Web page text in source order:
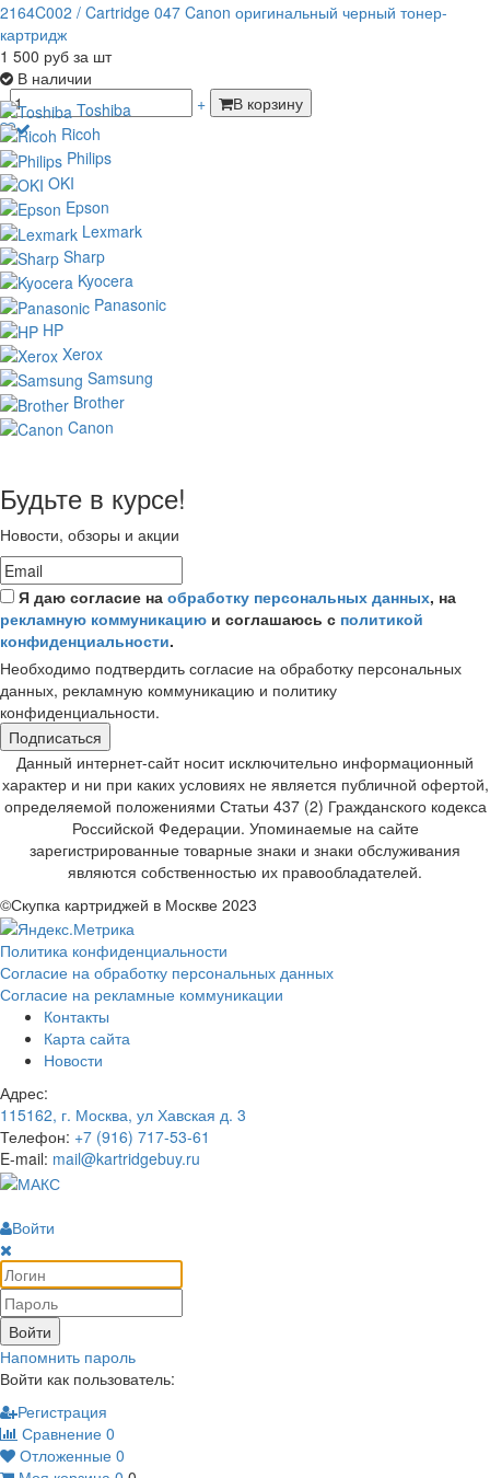
2164C002 / Cartridge 047 Canon оригинальный черный тонер-
картридж
1 500 руб за шт
В наличии
-
+ В корзину
Toshiba
Ricoh
Philips
OKI
Epson
Lexmark
Sharp
Kyocera
Panasonic
HP
Xerox
Samsung
Brother
Canon
Будьте в курсе!
Новости, обзоры и акции
Я даю согласие на обработку персональных данных, на
рекламную коммуникацию и соглашаюсь с политикой
конфиденциальности.
Необходимо подтвердить согласие на обработку персональных
данных, рекламную коммуникацию и политику
конфиденциальности.
Подписаться
Данный интернет-сайт носит исключительно информационный
характер и ни при каких условиях не является публичной офертой,
определяемой положениями Статьи 437 (2) Гражданского кодекса
Российской Федерации. Упоминаемые на сайте
зарегистрированные товарные знаки и знаки обслуживания
являются собственностью их правообладателей.
©Скупка картриджей в Москве 2023
Политика конфиденциальности
Согласие на обработку персональных данных
Согласие на рекламные коммуникации
Контакты
Карта сайта
Новости
Адрес:
115162, г. Москва, ул Хавская д. 3
Телефон: +7 (916) 717-53-61
E-mail: mail@kartridgebuy.ru
Войти
Войти
Напомнить пароль
Войти как пользователь:
Регистрация
Сравнение 0
Отложенные 0